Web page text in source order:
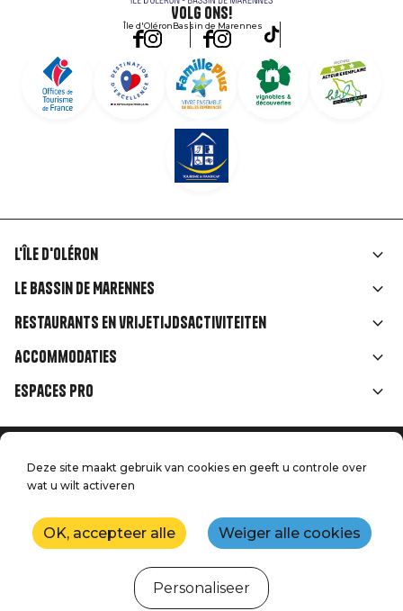
Volg ons!
Île d'OléronBassin de Marennes
Liens
rubriques
L'île d'Oléron
Le Bassin de Marennes
Restaurants en vrijetijdsactiviteiten
Accommodaties
Espaces Pro
Menu
de
Juridische informatie
Druk op
Neem contact met ons op
Kaart
Productie: StudioJuillet
Deze site maakt gebruik van cookies en geeft u controle over
wat u wilt activeren
OK, accepteer alle Weiger alle cookies
Personaliseer